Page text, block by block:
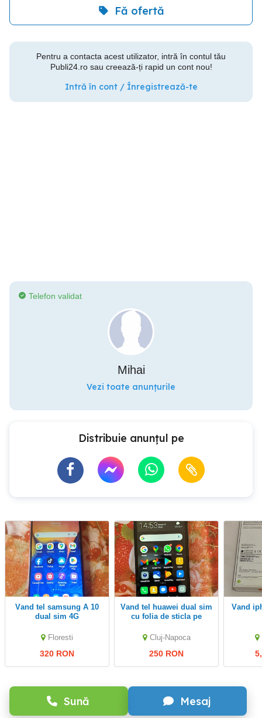
Fă ofertă
Pentru a contacta acest utilizator, intră în contul tău
Publi24.ro sau creează-ți rapid un cont nou!
Intră în cont / Înregistrează-te
Sună Mesaj
Telefon validat
Mihai
Vezi toate anunțurile
Distribuie anunțul pe
vand tel samsung A 10
dual sim 4G
Floresti
320 RON
Vand tel huawei dual sim
cu folia de sticla pe
Cluj-Napoca
250 RON
vand iphone 17 pro max